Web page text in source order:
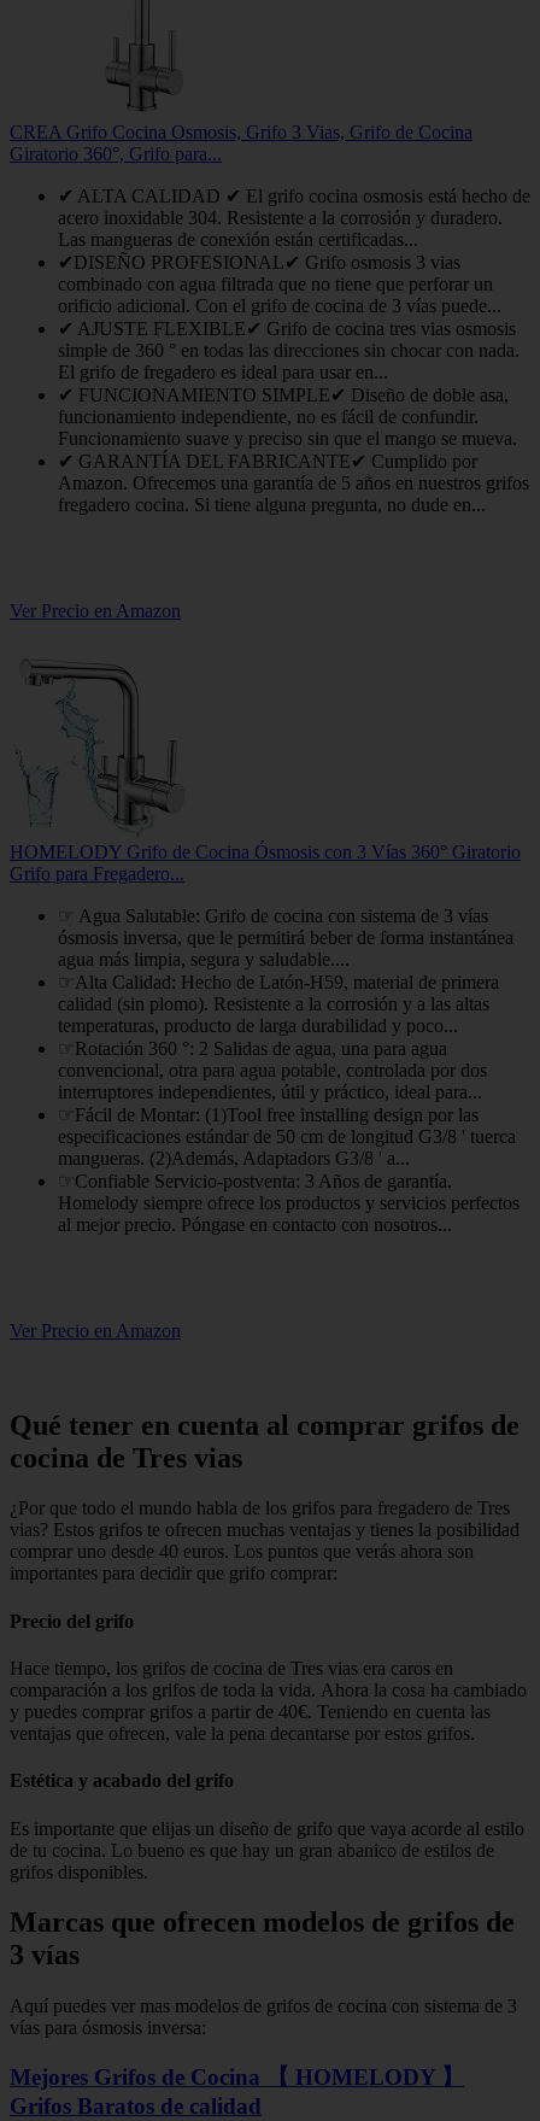
CREA Grifo Cocina Osmosis, Grifo 3 Vias, Grifo de Cocina
Giratorio 360°, Grifo para...
✔ ALTA CALIDAD ✔ El grifo cocina osmosis está hecho de
acero inoxidable 304. Resistente a la corrosión y duradero.
Las mangueras de conexión están certificadas...
✔DISEÑO PROFESIONAL✔ Grifo osmosis 3 vias
combinado con agua filtrada que no tiene que perforar un
orificio adicional. Con el grifo de cocina de 3 vías puede...
✔ AJUSTE FLEXIBLE✔ Grifo de cocina tres vias osmosis
simple de 360 ​​° en todas las direcciones sin chocar con nada.
El grifo de fregadero es ideal para usar en...
✔ FUNCIONAMIENTO SIMPLE✔ Diseño de doble asa,
funcionamiento independiente, no es fácil de confundir.
Funcionamiento suave y preciso sin que el mango se mueva.
✔ GARANTÍA DEL FABRICANTE✔ Cumplido por
Amazon. Ofrecemos una garantía de 5 años en nuestros grifos
fregadero cocina. Si tiene alguna pregunta, no dude en...
Ver Precio en Amazon
HOMELODY Grifo de Cocina Ósmosis con 3 Vías 360° Giratorio
Grifo para Fregadero...
☞ Agua Salutable: Grifo de cocina con sistema de 3 vías
ósmosis inversa, que le permitirá beber de forma instantánea
agua más limpia, segura y saludable....
☞Alta Calidad: Hecho de Latón-H59, material de primera
calidad (sin plomo). Resistente a la corrosión y a las altas
temperaturas, producto de larga durabilidad y poco...
☞Rotación 360 °: 2 Salidas de agua, una para agua
convencional, otra para agua potable, controlada por dos
interruptores independientes, útil y práctico, ideal para...
☞Fácil de Montar: (1)Tool free installing design por las
especificaciones estándar de 50 cm de longitud G3/8 ' tuerca
mangueras. (2)Además, Adaptadors G3/8 ' a...
☞Confiable Servicio-postventa: 3 Años de garantía.
Homelody siempre ofrece los productos y servicios perfectos
al mejor precio. Póngase en contacto con nosotros...
Ver Precio en Amazon
Qué tener en cuenta al comprar grifos de
cocina de Tres vias
¿Por que todo el mundo habla de los grifos para fregadero de Tres
vias? Estos grifos te ofrecen muchas ventajas y tienes la posibilidad
comprar uno desde 40 euros. Los puntos que verás ahora son
importantes para decidir que grifo comprar:
Precio del grifo
Hace tiempo, los grifos de cocina de Tres vias era caros en
comparación a los grifos de toda la vida. Ahora la cosa ha cambiado
y puedes comprar grifos a partir de 40€. Teniendo en cuenta las
ventajas que ofrecen, vale la pena decantarse por estos grifos.
Estética y acabado del grifo
Es importante que elijas un diseño de grifo que vaya acorde al estilo
de tu cocina. Lo bueno es que hay un gran abanico de estilos de
grifos disponibles.
Marcas que ofrecen modelos de grifos de
3 vías
Aquí puedes ver mas modelos de grifos de cocina con sistema de 3
vías para ósmosis inversa:
Mejores Grifos de Cocina 【 HOMELODY 】
Grifos Baratos de calidad